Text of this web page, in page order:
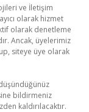
ve İletişim
olarak hizmet
olarak denetleme
Ancak, üyelerimiz
siteye üye olarak
bildirmeniz
kaldırılacaktır.